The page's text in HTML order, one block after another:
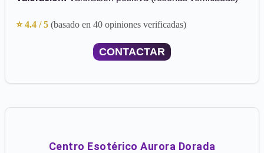
⭐ 4.4 / 5 (basado en 40 opiniones verificadas)
CONTACTAR
Centro Esotérico Aurora Dorada